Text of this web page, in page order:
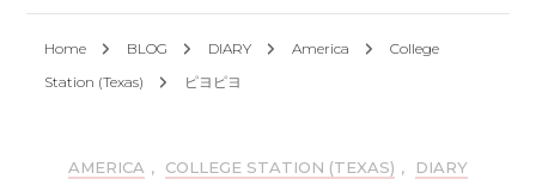
Home BLOG DIARY America
College
Station (Texas)
ピヨピヨ
AMERICA , COLLEGE STATION (TEXAS) , DIARY